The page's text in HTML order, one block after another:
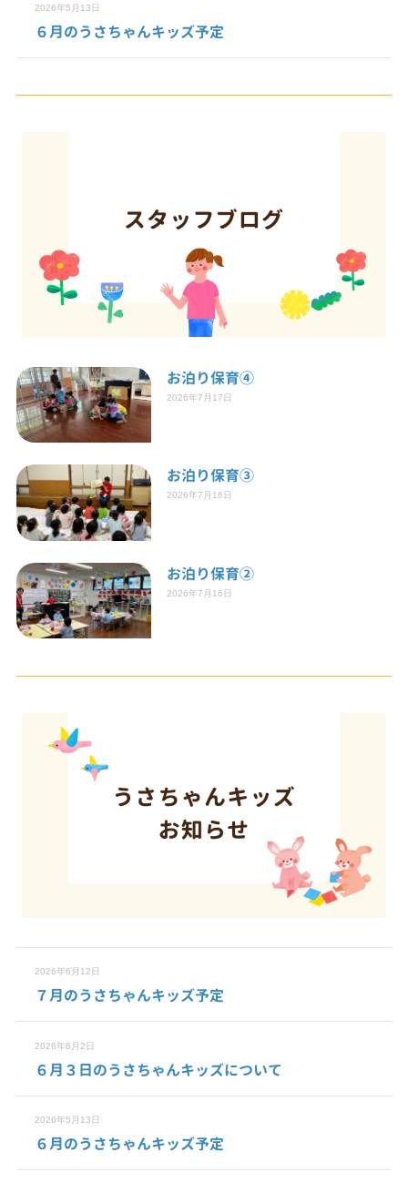
2026年5月13日
６月のうさちゃんキッズ予定
お泊り保育④
2026年7月17日
お泊り保育③
2026年7月16日
お泊り保育②
2026年7月16日
2026年6月12日
７月のうさちゃんキッズ予定
2026年6月2日
６月３日のうさちゃんキッズについて
2026年5月13日
６月のうさちゃんキッズ予定